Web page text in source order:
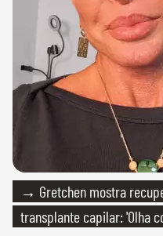
→ Gretchen mostra
transplante capilar: 'Olha